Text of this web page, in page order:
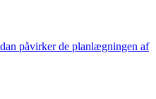
påvirker de planlægningen af